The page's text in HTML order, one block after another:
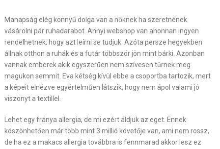
Manapság elég könnyű dolga van a nőknek ha szeretnének
vásárolni pár ruhadarabot. Annyi webshop van ahonnan ingyen
rendelhetnek, hogy azt leírni se tudjuk. Azóta persze hegyekben
állnak otthon a ruhák és a futár többször jön mint bárki. Azonban
vannak emberek akik egyszerűen nem szívesen tűrnek meg
magukon semmit. Eva kétség kívül ebbe a csoportba tartozik, mert
a képeit elnézve egyértelműen látszik, hogy nem ápol valami jó
viszonyt a textillel.
Lehet egy fránya allergia, de mi ezért áldjuk az eget. Ennek
köszönhetően már több mint 3 millió követője van, ami nem rossz,
de ha ez a makacs allergia továbbra is fennmarad akkor lesz ez